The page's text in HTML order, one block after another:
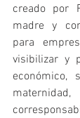
creado por
madre y
para
visibilizar y
económico,